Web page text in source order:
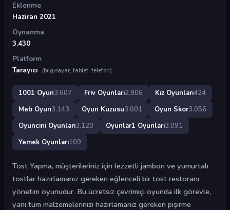
Eklenme
Haziran 2021
Oynanma
3.430
Platform
Tarayıcı
(bilgisayar, tablet, telefon)
1001 Oyun3.607 Friv Oyunları2.906 Kız Oyunları424
Meb Oyun3.143 Oyun Kuzusu3.001 Oyun Skor3.056
Oyuncini Oyunları3.120 Oyunlar1 Oyunları3.091
Yemek Oyunları109
Tost Yapma, müşterileriniz için lezzetli jambon ve yumurtalı
tostlar hazırlamanız gereken eğlenceli bir tost restoranı
yönetim oyunudur. Bu ücretsiz çevrimiçi oyunda ilk görevle,
yani tüm malzemelerinizi hazırlamanız gereken pişirme